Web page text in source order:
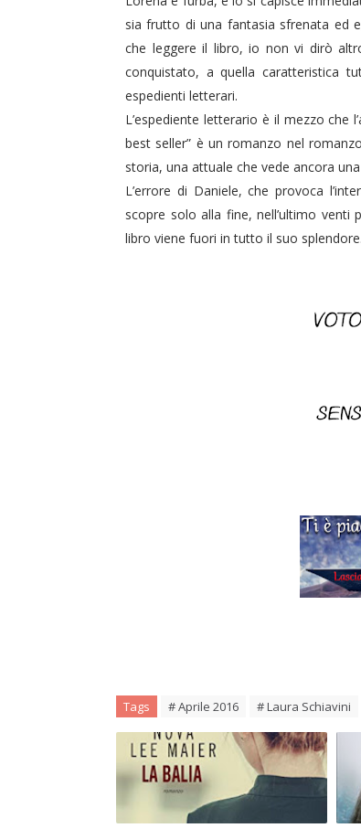
sia frutto di una fantasia sfrenata ed
che leggere il libro, io non vi dirò
conquistato, a quella caratteristica
espedienti letterari.
L’espediente letterario è il mezzo che
best seller” è un romanzo nel
storia, una attuale che vede ancora
L’errore di Daniele, che provoca
scopre solo alla fine, nell’ultimo
libro viene fuori in tutto il suo splendore.
Tags # Aprile 2016 # Laura Schiavini